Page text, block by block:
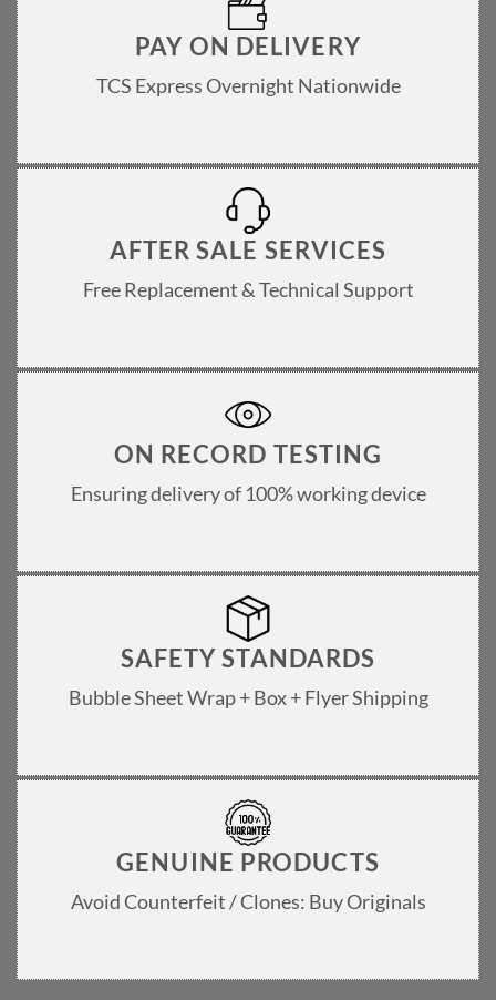
PAY ON DELIVERY
TCS Express Overnight Nationwide
AFTER SALE SERVICES
Free Replacement & Technical Support
ON RECORD TESTING
Ensuring delivery of 100% working device
SAFETY STANDARDS
Bubble Sheet Wrap + Box + Flyer Shipping
GENUINE PRODUCTS
Avoid Counterfeit / Clones: Buy Originals